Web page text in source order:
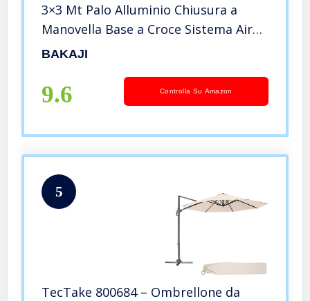
3×3 Mt Palo Alluminio Chiusura a
Manovella Base a Croce Sistema Air
Vent Arredamento Esterno Gazebo
Esterni (Beige)
BAKAJI
9.6 Controlla Su Amazon
5
TecTake 800684 – Ombrellone da